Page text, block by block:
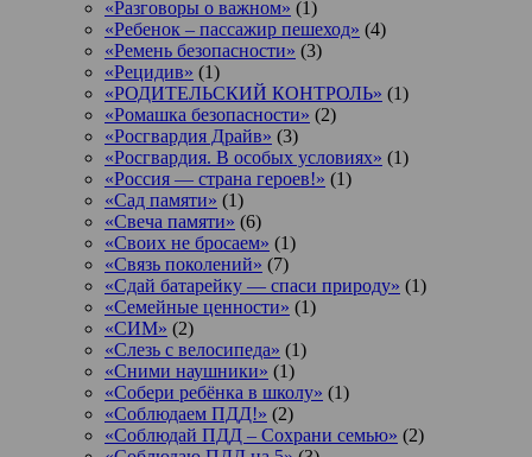
«Разговоры о важном» (1)
«Ребенок – пассажир пешеход» (4)
«Ремень безопасности» (3)
«Рецидив» (1)
«РОДИТЕЛЬСКИЙ КОНТРОЛЬ» (1)
«Ромашка безопасности» (2)
«Росгвардия Драйв» (3)
«Росгвардия. В особых условиях» (1)
«Россия — страна героев!» (1)
«Сад памяти» (1)
«Свеча памяти» (6)
«Своих не бросаем» (1)
«Связь поколений» (7)
«Сдай батарейку — спаси природу» (1)
«Семейные ценности» (1)
«СИМ» (2)
«Слезь с велосипеда» (1)
«Сними наушники» (1)
«Собери ребёнка в школу» (1)
«Соблюдаем ПДД!» (2)
«Соблюдай ПДД – Сохрани семью» (2)